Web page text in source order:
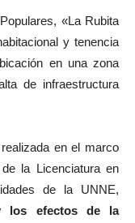
«La Rubita
y tenencia
en una zona
de infraestructura
en el marco
la Licenciatura en
de la UNNE,
los efectos de la